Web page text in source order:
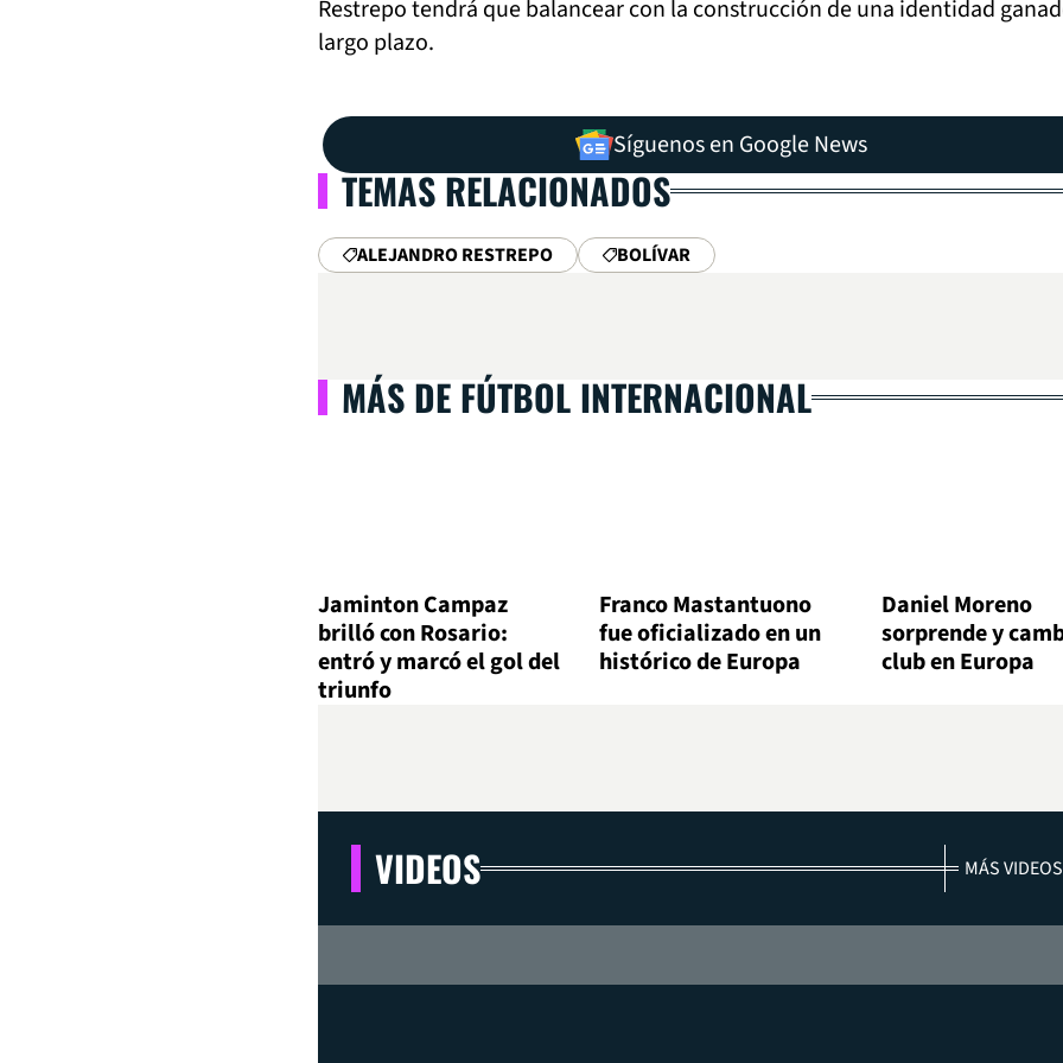
Restrepo tendrá que balancear con la construcción de una identidad
largo plazo.
Síguenos en Google News
TEMAS RELACIONADOS
ALEJANDRO RESTREPO BOLÍVAR
MÁS DE FÚTBOL INTERNACIONAL
Jaminton Campaz
brilló con Rosario:
entró y marcó el gol del
triunfo
Franco Mastantuono
fue oficializado en un
histórico de Europa
Daniel Moreno
sorprende y
club en Europa
VIDEOS MÁS VIDEOS